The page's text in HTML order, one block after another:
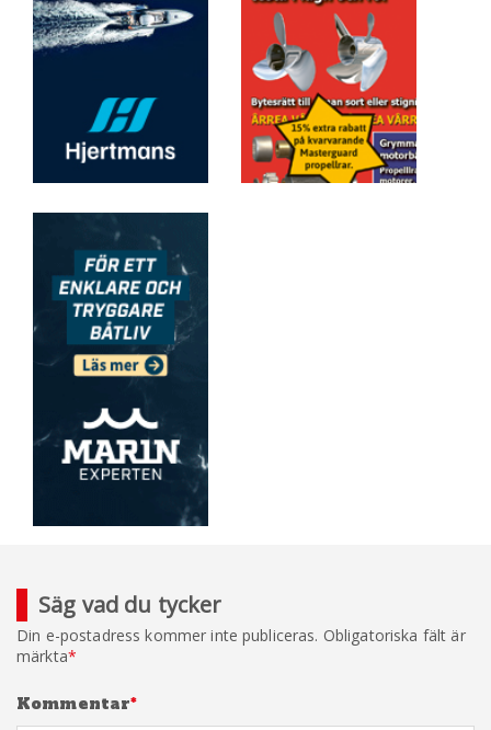
Säg vad du tycker
Din e-postadress kommer inte publiceras. Obligatoriska fält är
märkta*
Kommentar*